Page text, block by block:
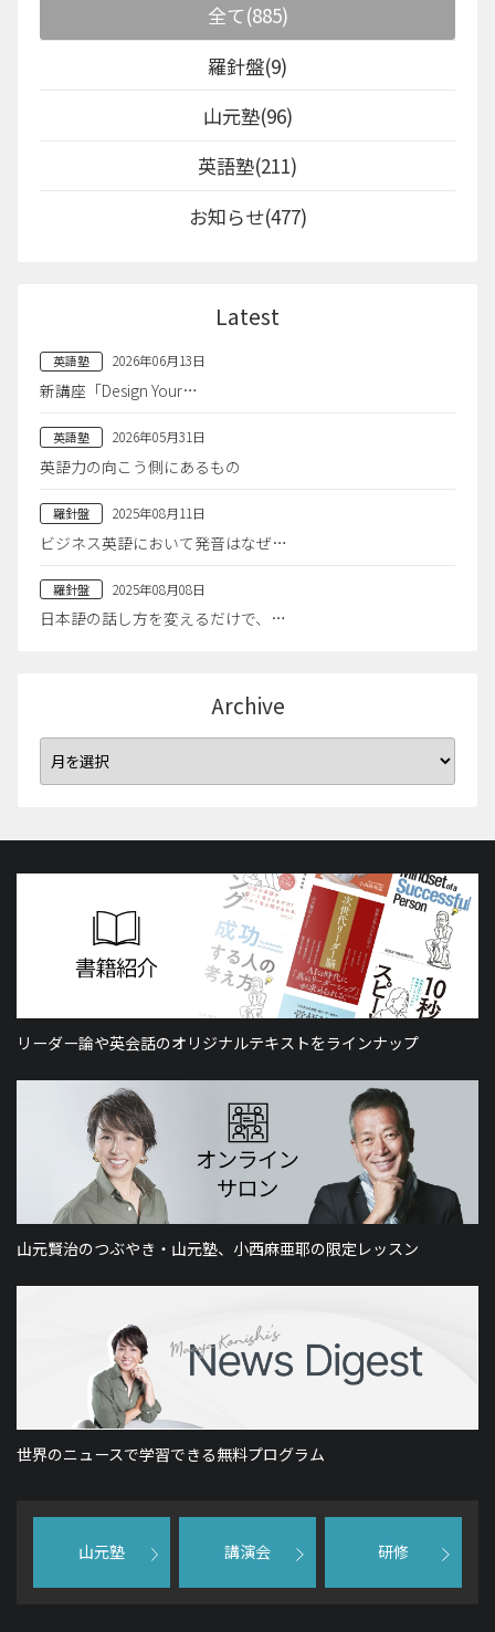
全て(885)
羅針盤(9)
山元塾(96)
英語塾(211)
お知らせ(477)
Latest
英語塾 2026年06月13日
新講座「Design Your…
英語塾 2026年05月31日
英語力の向こう側にあるもの
羅針盤 2025年08月11日
ビジネス英語において発音はなぜ…
羅針盤 2025年08月08日
日本語の話し方を変えるだけで、…
Archive
リーダー論や英会話のオリジナルテキストをラインナップ
山元賢治のつぶやき・山元塾、小西麻亜耶の限定レッスン
世界のニュースで学習できる無料プログラム
山元塾 講演会 研修